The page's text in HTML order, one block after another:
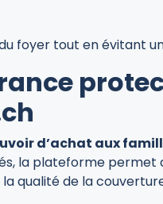
foyer tout en évitant
d’achat aux
la plateforme permet
qualité de la